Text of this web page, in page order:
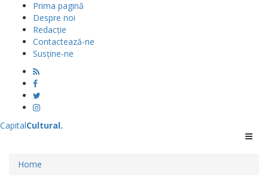
Prima pagină
Despre noi
Redacție
Contactează-ne
Susține-ne
Menu
CapitalCultural.
Home